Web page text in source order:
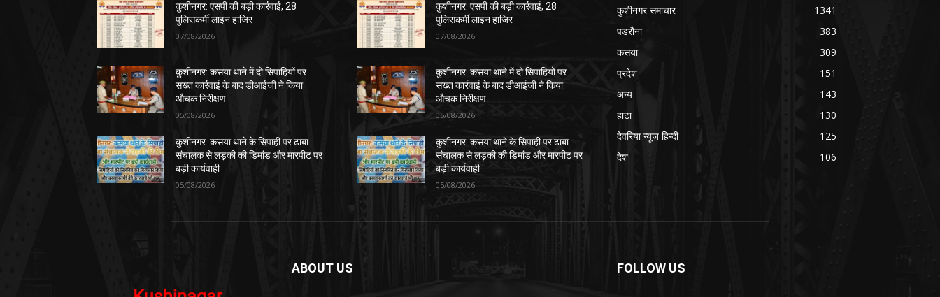
कुशीनगर: एसपी की बड़ी कार्रवाई, 28
पुलिसकर्मी लाइन हाजिर
07/08/2026
कुशीनगर: कसया थाने में दो सिपाहियों पर
सख्त कार्रवाई के बाद डीआईजी ने किया
औचक निरीक्षण
05/08/2026
कुशीनगर: कसया थाने के सिपाही पर ढाबा
संचालक से लड़की की डिमांड और मारपीट पर
बड़ी कार्यवाही
05/08/2026
कुशीनगर: एसपी की बड़ी कार्रवाई, 28
पुलिसकर्मी लाइन हाजिर
07/08/2026
कुशीनगर: कसया थाने में दो सिपाहियों पर
सख्त कार्रवाई के बाद डीआईजी ने किया
औचक निरीक्षण
05/08/2026
कुशीनगर: कसया थाने के सिपाही पर ढाबा
संचालक से लड़की की डिमांड और मारपीट पर
बड़ी कार्यवाही
05/08/2026
कुशीनगर समाचार
1341
पडरौना
383
कसया
309
प्रदेश
151
अन्य
143
हाटा
130
देवरिया न्यूज़ हिन्दी
125
देश
106
ABOUT US FOLLOW US